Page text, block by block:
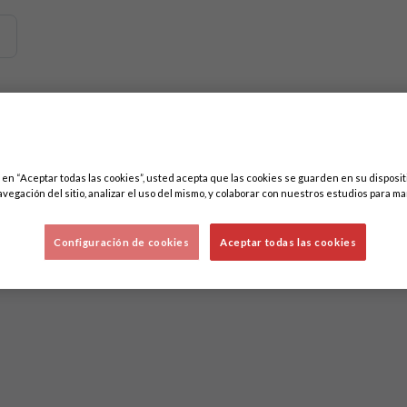
contenidos relacionados con esta. Mínimo tres caracteres.
“Aceptar todas las cookies”, usted acepta que las cookies se guarden en su
del sitio, analizar el uso del mismo, y colaborar con nuestros estudios para
Aceptar todas las cookies
Configuración de cookies